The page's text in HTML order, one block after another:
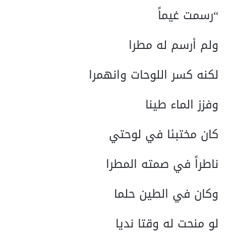
“رسمت غيماً
ولم أرسم له مطرا
لكنه كسر اللوحات وانهمرا
وفزز الماء طينا
كان مختبئا في لوحتي
ناطراً في صمته المطرا
وكان في الطين حلما
لو منحت له وقتا نديا